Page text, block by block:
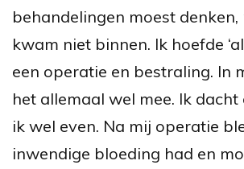
behandelingen moest
kwam niet binnen. Ik hoefde
een operatie en bestraling. In
het allemaal wel mee. Ik
ik wel even. Na mij operatie
inwendige bloeding had en